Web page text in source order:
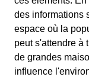
des informations
espace où la
peut s'attendre à
de grandes
influence